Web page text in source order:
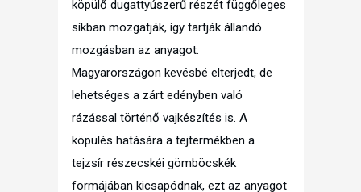
köpülő dugattyúszerű részét függőleges
síkban mozgatják, így tartják állandó
mozgásban az anyagot.
Magyarországon kevésbé elterjedt, de
lehetséges a zárt edényben való
rázással történő vajkészítés is. A
köpülés hatására a tejtermékben a
tejzsír részecskéi gömböcskék
formájában kicsapódnak, ezt az anyagot